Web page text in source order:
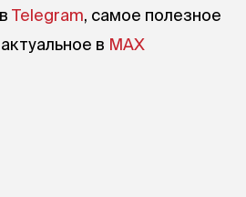
Telegram, самое полезное
в MAX